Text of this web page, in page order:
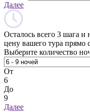
Далее
Осталось всего 3 шага и
цену вашего тура прямо
Выберите количество
От
6
До
9
Далее